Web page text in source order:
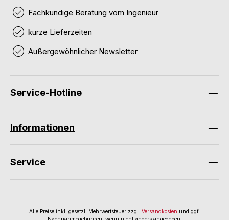
Fachkundige Beratung vom Ingenieur
kurze Lieferzeiten
Außergewöhnlicher Newsletter
Service-Hotline
Informationen
Service
Alle Preise inkl. gesetzl. Mehrwertsteuer zzgl. Versandkosten und ggf.